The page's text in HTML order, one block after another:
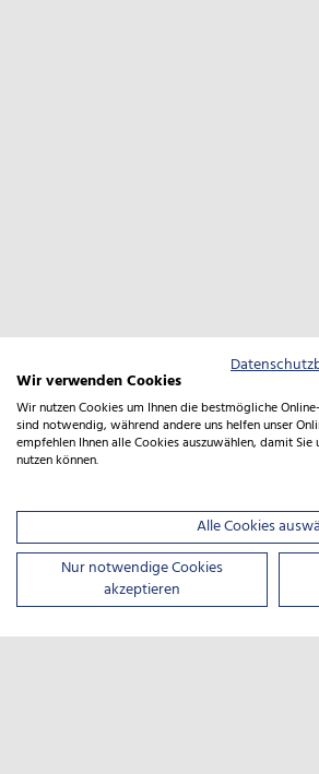
Wir verwenden Cookies
Wir nutzen Cookies um Ihnen die bestmögliche
sind notwendig, während andere uns helfen unser
empfehlen Ihnen alle Cookies auszuwählen, damit
nutzen können.
Alle Cookies
Nur notwendige Cookies
akzeptieren